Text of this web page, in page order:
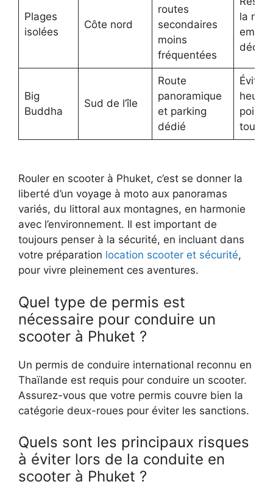
Plages
isolées
Côte nord
routes
secondaires
moins
fréquentées
la
Big
Buddha
Sud de l’île
Route
panoramique
et parking
dédié
Éviter
pointe
Rouler en scooter à Phuket, c’est se donner la
liberté d’un voyage à moto aux panoramas
variés, du littoral aux montagnes, en harmonie
avec l’environnement. Il est important de
toujours penser à la sécurité, en incluant dans
votre préparation location scooter et sécurité,
pour vivre pleinement ces aventures.
Quel type de permis est
nécessaire pour conduire un
scooter à Phuket ?
Un permis de conduire international reconnu en
Thaïlande est requis pour conduire un scooter.
Assurez-vous que votre permis couvre bien la
catégorie deux-roues pour éviter les sanctions.
Quels sont les principaux risques
à éviter lors de la conduite en
scooter à Phuket ?